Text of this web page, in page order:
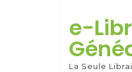
content
e-
La Seule